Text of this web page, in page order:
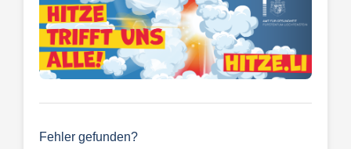
Fehler gefunden?